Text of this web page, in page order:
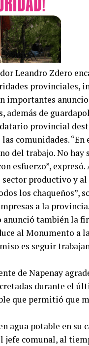
Leandro Zdero
provinciales,
importantes
además de
provincial
comunidades.
del trabajo. No
esfuerzo”,
productivo y
los
a la provincia.
anunció también la
al Monumento a
es seguir
de Napenay
durante el
que permitió que
agua potable en su
jefe comunal, al